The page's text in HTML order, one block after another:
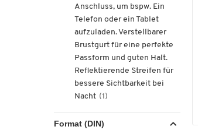
Anschluss, um bspw. Ein
Telefon oder ein Tablet
aufzuladen. Verstellbarer
Brustgurt für eine perfekte
Passform und guten Halt.
Reflektierende Streifen für
bessere Sichtbarkeit bei
Nacht (1)
Format (DIN)